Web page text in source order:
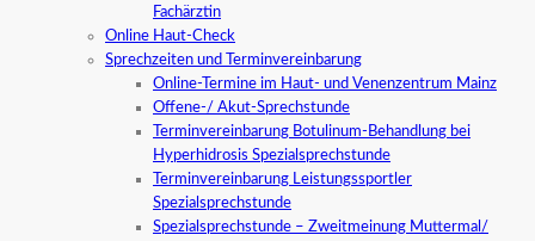
Fachärztin
Online Haut-Check
Sprechzeiten und Terminvereinbarung
Online-Termine im Haut- und Venenzentrum Mainz
Offene-/ Akut-Sprechstunde
Terminvereinbarung Botulinum-Behandlung bei
Hyperhidrosis Spezialsprechstunde
Terminvereinbarung Leistungssportler
Spezialsprechstunde
Spezialsprechstunde – Zweitmeinung Muttermal/